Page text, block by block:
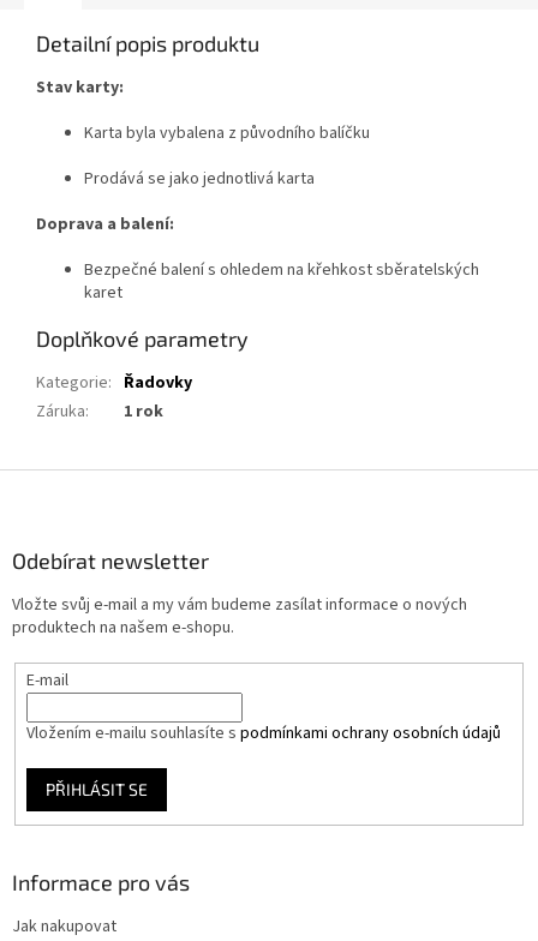
Detailní popis produktu
Stav karty:
Karta byla vybalena z původního balíčku
Prodává se jako jednotlivá karta
Doprava a balení:
Bezpečné balení s ohledem na křehkost sběratelských
karet
Doplňkové parametry
Kategorie: Řadovky
Záruka: 1 rok
Odebírat newsletter
Vložte svůj e-mail a my vám budeme zasílat informace o nových
produktech na našem e-shopu.
E-mail
Vložením e-mailu souhlasíte s podmínkami ochrany osobních údajů
PŘIHLÁSIT SE
Informace pro vás
Jak nakupovat